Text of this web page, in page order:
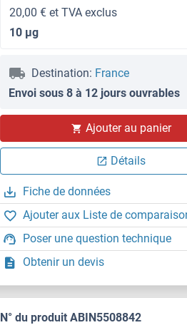
20,00 € et TVA exclus
10 μg
Destination: France
Envoi sous 8 à 12 jours ouvrables
Ajouter au panier
Détails
Fiche de données
Ajouter aux Liste de
Poser une question technique
Obtenir un devis
N° du produit ABIN5508842